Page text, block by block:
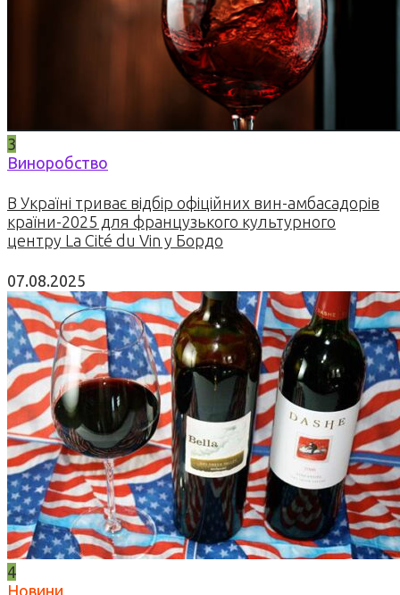
3
Виноробство
В Україні триває відбір офіційних вин-амбасадорів
країни-2025 для французького культурного
центру La Cité du Vin у Бордо
07.08.2025
4
Новини